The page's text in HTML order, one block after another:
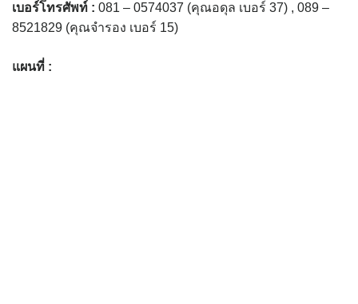
ข้อมูลพื้นฐานของศูนย์บริการนักท่องเที่ยว เทศบาลตำบลปัว
ขั้นตอนการขอรับบริการ
เบอร์โทรศัพท์ : 081 – 0574037 (คุณอดุล เบอร์ 37) , 089 –
8521829 (คุณจำรอง เบอร์ 15)
แผนที่ :